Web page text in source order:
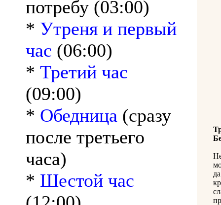
потребу (03:00)
* Утреня и первый
час (06:00)
* Третий час
(09:00)
* Обедница (сразу
после третьего
часа)
* Шестой час